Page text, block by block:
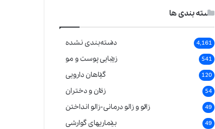
دسته بندی ها
دسته‌بندی نشده 4,161
زیبایی پوست و مو 541
گیاهان دارویی 120
زنان و دختران 54
زالو و زالو درمانی-زالو انداختن 49
بیماریهای گوارشی 49